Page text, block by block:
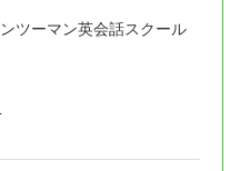
ツーマン英会話スクール